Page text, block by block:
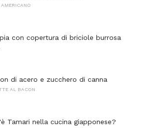
AMERICANO
con copertura di briciole burrosa
di acero e zucchero di canna
AL BACON
Tamari nella cucina giapponese?